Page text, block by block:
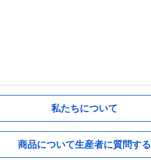
私たちについて
商品について生産者に質問する